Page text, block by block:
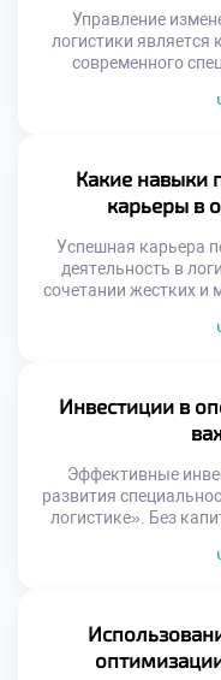
Управление
логистики
современного
Статичные
должны понимать,
Многие реформы
фактора.
Какие навыки
карьеры в
Успешная карьера
деятельность в
сочетании жестких и
адаптивности к
технической сферой
потоками требует
и коммуникации.
Инвестиции в
Эффективные
развития
логистике». Без
быть целевым,
операций
Современная
технологии и